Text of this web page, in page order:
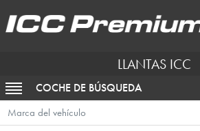
LLANTAS ICC
ACTIVAR NAVEGACIÓN
COCHE DE BÚSQUEDA
Marca del vehículo